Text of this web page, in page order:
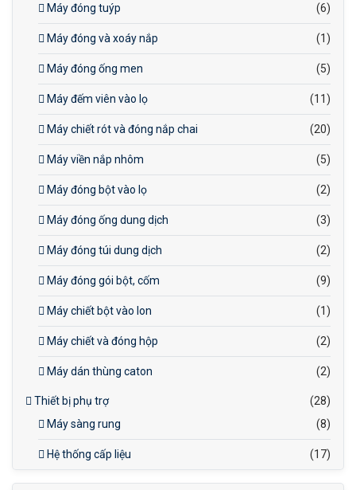
Máy đóng tuýp (6)
Máy đóng và xoáy nắp (1)
Máy đóng ống men (5)
Máy đếm viên vào lọ (11)
Máy chiết rót và đóng nắp chai (20)
Máy viền nắp nhôm (5)
Máy đóng bột vào lọ (2)
Máy đóng ống dung dịch (3)
Máy đóng túi dung dịch (2)
Máy đóng gói bột, cốm (9)
Máy chiết bột vào lon (1)
Máy chiết và đóng hộp (2)
Máy dán thùng caton (2)
Thiết bị phụ trợ
(28)
Máy sàng rung
(8)
Hệ thống cấp liệu (17)